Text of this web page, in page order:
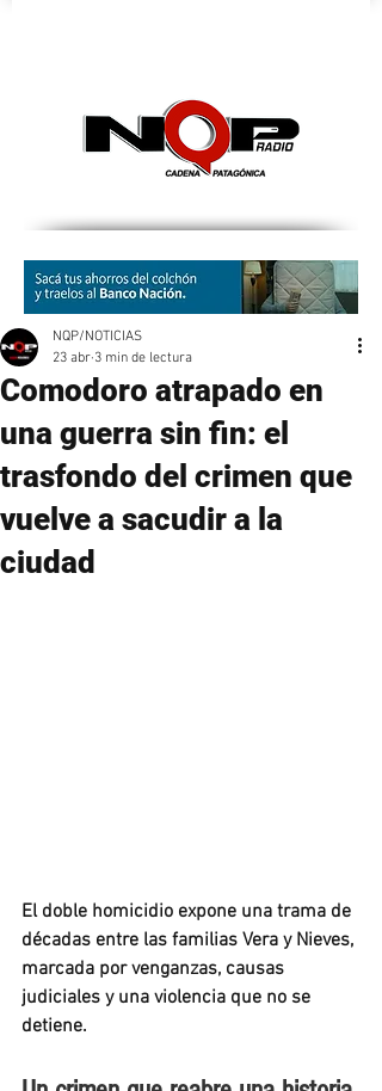
Comodoro atrapado en
una guerra sin fin: el
trasfondo del crimen que
vuelve a sacudir a la
ciudad
NQP/NOTICIAS
23 abr 3 min de lectura
El doble homicidio expone una trama de
décadas entre las familias Vera y Nieves,
marcada por venganzas, causas
judiciales y una violencia que no se
detiene.